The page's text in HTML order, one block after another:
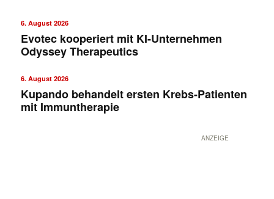
6. August 2026
Evotec kooperiert mit KI-Unternehmen
Odyssey Therapeutics
6. August 2026
Kupando behandelt ersten Krebs-Patienten
mit Immuntherapie
ANZEIGE